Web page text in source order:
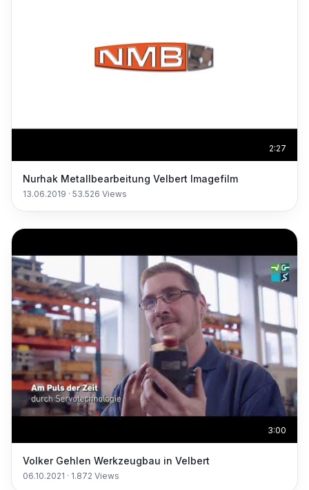
2:27
Nurhak Metallbearbeitung Velbert Imagefilm
13.06.2019 · 53.526 Views
3:00
Volker Gehlen Werkzeugbau in Velbert
06.10.2021 · 1.872 Views